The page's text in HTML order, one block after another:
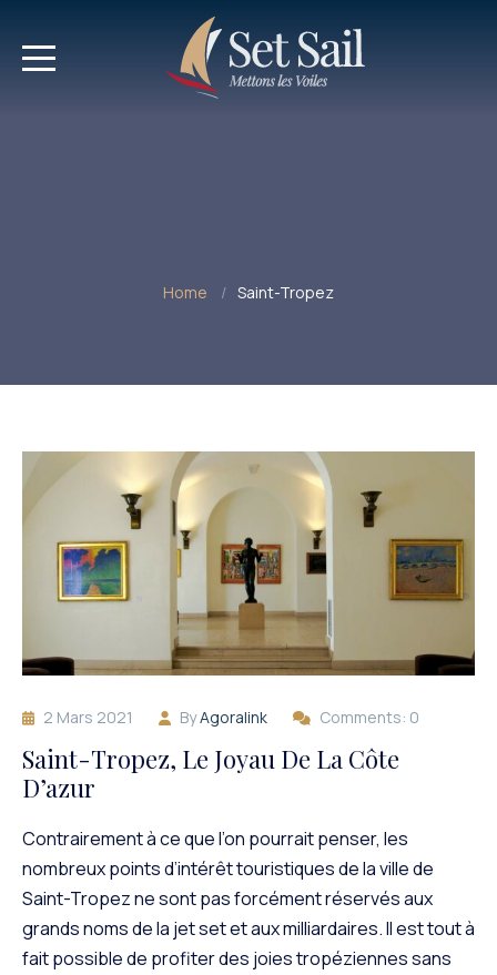
Home Saint-Tropez
2 Mars 2021 ByAgoralink Comments: 0
Saint-Tropez, Le Joyau De La Côte
D’azur
Contrairement à ce que l’on pourrait penser, les
nombreux points d’intérêt touristiques de la ville de
Saint-Tropez ne sont pas forcément réservés aux
grands noms de la jet set et aux milliardaires. Il est tout à
fait possible de profiter des joies tropéziennes sans